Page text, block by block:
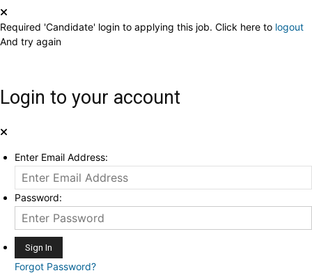
Required 'Candidate' login to applying this job. Click here to logout
And try again
Login to your account
Enter Email Address:
Password:
Forgot Password?